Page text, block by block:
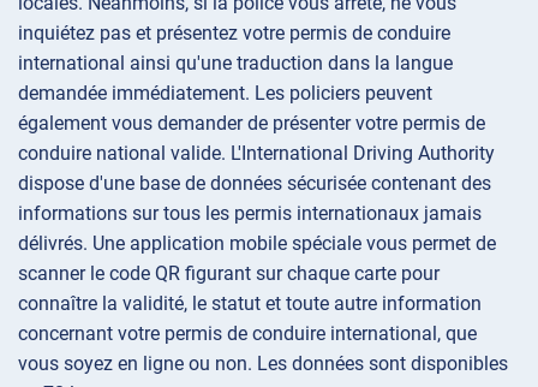
inquiétez pas et présentez votre permis de conduire
international ainsi qu'une traduction dans la langue
demandée immédiatement. Les policiers peuvent
également vous demander de présenter votre permis de
conduire national valide. L'International Driving Authority
dispose d'une base de données sécurisée contenant des
informations sur tous les permis internationaux jamais
délivrés. Une application mobile spéciale vous permet de
scanner le code QR figurant sur chaque carte pour
connaître la validité, le statut et toute autre information
concernant votre permis de conduire international, que
vous soyez en ligne ou non. Les données sont disponibles